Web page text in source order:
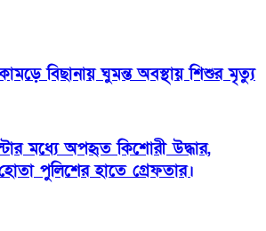
বিছানায় ঘুমন্ত অবস্থায় শিশুর মৃত্যু
মধ্যে অপহৃত কিশোরী উদ্ধার,
পুলিশের হাতে গ্রেফতার।